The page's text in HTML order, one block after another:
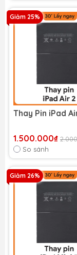
Giảm 25%
Thay Pin iPad
1.500.000₫
So sánh
Giảm 26%